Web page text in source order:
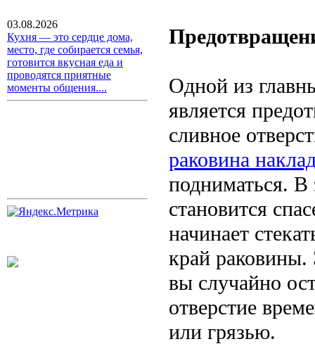
03.08.2026
Кухня — это сердце дома,
место, где собирается семья,
готовится вкусная еда и
проводятся приятные
моменты общения....
Одной из
является
сливное
раковина
подниматься. В
становится
начинает
край раковины.
вы случайно
отверстие
или грязью.